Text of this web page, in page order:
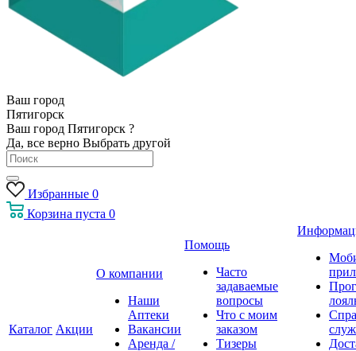
Ваш город
Пятигорск
Ваш город Пятигорск ?
Да, все верно Выбрать другой
Избранные 0
Корзина пуста 0
Каталог Акции
О компании
Наши
Аптеки
Вакансии
Аренда /
Помощь
Часто
задаваемые
вопросы
Что с моим
заказом
Тизеры